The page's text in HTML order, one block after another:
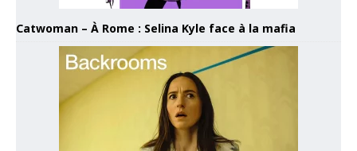
Catwoman – À Rome : Selina Kyle face à la mafia